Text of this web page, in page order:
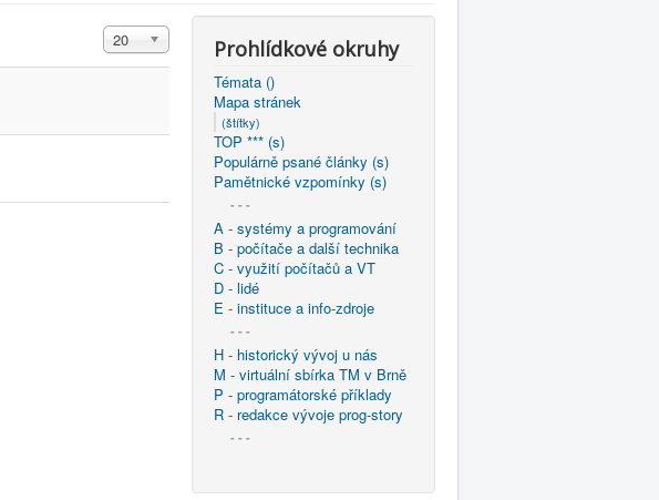
Zobrazit
20 Prohlídkové okruhy
Témata ()
Mapa stránek
(štítky)
TOP *** (s)
Populárně psané články (s)
Pamětnické vzpomínky (s)
- - -
A - systémy a programování
B - počítače a další technika
C - využití počítačů a VT
D - lidé
E - instituce a info-zdroje
- - -
H - historický vývoj u nás
M - virtuální sbírka TM v Brně
P - programátorské příklady
R - redakce vývoje prog-story
- - -